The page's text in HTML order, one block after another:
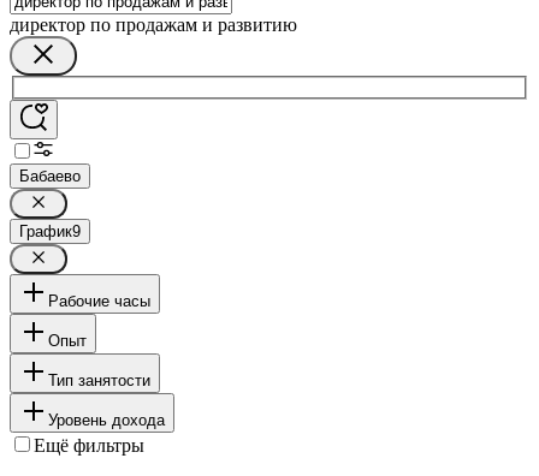
директор по продажам и развитию
Бабаево
График9
Рабочие часы
Опыт
Тип занятости
Уровень дохода
Ещё фильтры